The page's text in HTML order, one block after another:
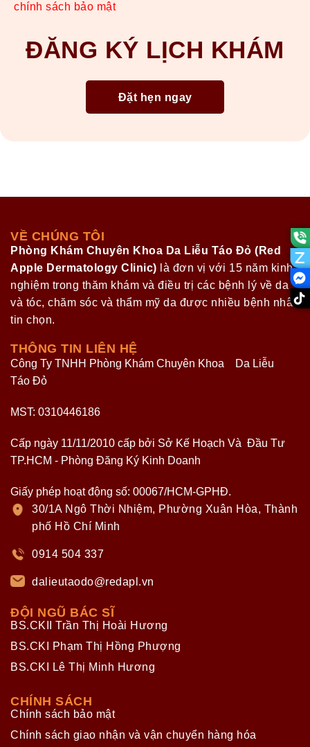
chính sách bảo mật
ĐĂNG KÝ LỊCH KHÁM
VỀ CHÚNG TÔI
Phòng Khám Chuyên Khoa Da Liễu Táo Đỏ (Red
Apple Dermatology Clinic) là đơn vị với 15 năm kinh
nghiệm trong thăm khám và điều trị các bệnh lý về da
và tóc, chăm sóc và thẩm mỹ da được nhiều bệnh nhân
tin chọn.
THÔNG TIN LIÊN HỆ
Công Ty TNHH Phòng Khám Chuyên Khoa Da Liễu
Táo Đỏ
MST: 0310446186
Cấp ngày 11/11/2010 cấp bởi Sở Kế Hoạch Và Đầu Tư
TP.HCM - Phòng Đăng Ký Kinh Doanh
Giấy phép hoạt động số: 00067/HCM-GPHĐ.
30/1A Ngô Thời Nhiệm, Phường Xuân Hòa, Thành
phố Hồ Chí Minh
0914 504 337
dalieutaodo@redapl.vn
ĐỘI NGŨ BÁC SĨ
BS.CKII Trần Thị Hoài Hương
BS.CKI Phạm Thị Hồng Phượng
BS.CKI Lê Thị Minh Hương
CHÍNH SÁCH
Chính sách bảo mật
Chính sách giao nhận và vận chuyển hàng hóa